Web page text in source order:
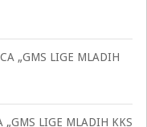
„GMS LIGE MLADIH
„GMS LIGE MLADIH KKS